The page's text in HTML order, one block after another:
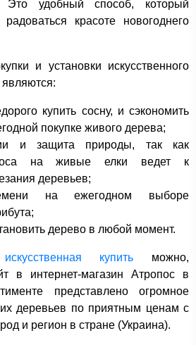
Это удобный способ, который
красоте новогоднего
и установки искусственного
купить сосну, и сэкономить
покупке живого дерева;
и защита природы, так как
на живые елки ведет к
деревьев;
на ежегодном выборе
дерево в любой момент.
купить можно,
в интернет-магазин Атропос в
представлено огромное
деревьев по приятным ценам с
и регион в стране (Украина).